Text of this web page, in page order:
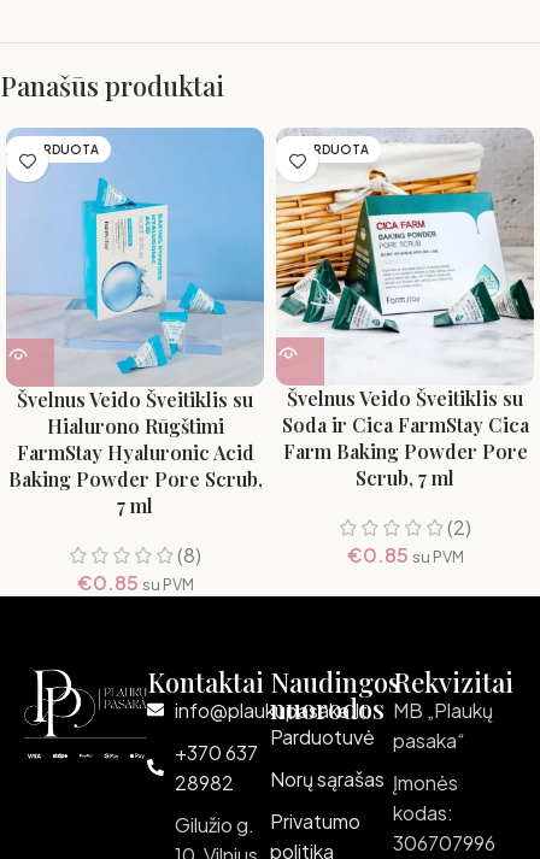
Panašūs produktai
IŠPARDUOTA
Švelnus Veido Šveitiklis su
Hialurono Rūgštimi
FarmStay Hyaluronic Acid
Baking Powder Pore Scrub,
7 ml
(8)
€0.85 su PVM
IŠPARDUOTA
Švelnus Veido Šveitiklis su
Soda ir Cica FarmStay Cica
Farm Baking Powder Pore
Scrub, 7 ml
(2)
€0.85 su PVM
Kontaktai
info@plaukupasaka.lt
+370 637
28982
Gilužio g.
Naudingos
nuorodos
Parduotuvė
Norų sąrašas
Privatumo
politika
Rekvizitai
MB „Plaukų
pasaka“
Įmonės
kodas:
306707996